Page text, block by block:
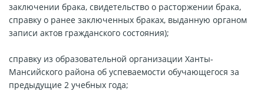
заключении брака, свидетельство о расторжении брака,
справку о ранее заключенных браках, выданную органом
записи актов гражданского состояния);
справку из образовательной организации Ханты-
Мансийского района об успеваемости обучающегося за
предыдущие 2 учебных года;